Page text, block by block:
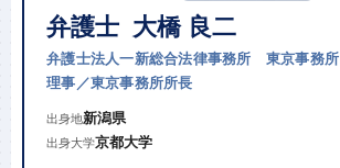
弁護士 大橋 良二
弁護士法人一新総合法律事務所 東京事務所
理事／東京事務所所長
出身地新潟県
出身大学京都大学